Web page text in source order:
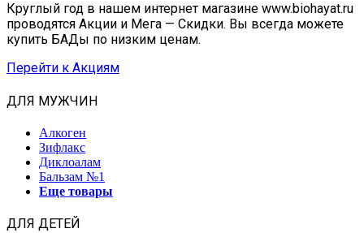
Круглый год в нашем интернет магазине www.biohayat.ru
проводятся Акции и Мега — Скидки. Вы всегда можете
купить БАДы по низким ценам.
Перейти к Акциям
ДЛЯ МУЖЧИН
Алкоген
Зифлакс
Диклоалам
Бальзам №1
Еще товары
ДЛЯ ДЕТЕЙ